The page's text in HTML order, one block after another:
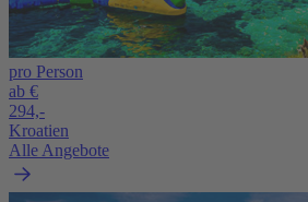
pro Person
ab €
294,-
Kroatien
Alle Angebote